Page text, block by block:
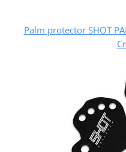
Palm protector SHOT